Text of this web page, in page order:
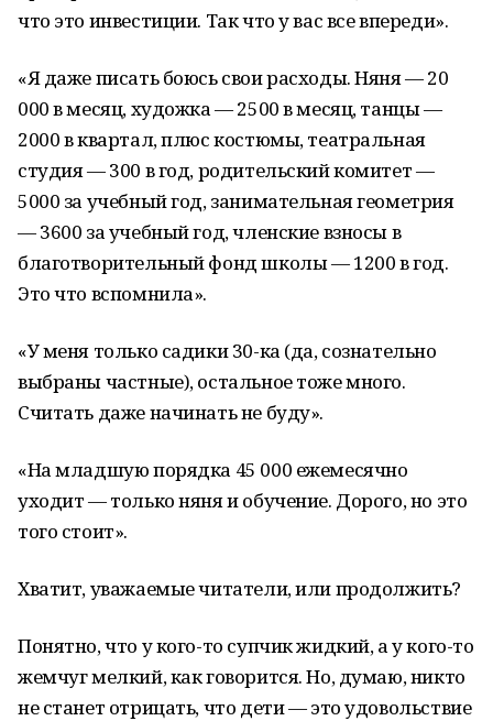
что это инвестиции. Так что у вас все впереди».
«Я даже писать боюсь свои расходы. Няня — 20
000 в месяц, художка — 2500 в месяц, танцы —
2000 в квартал, плюс костюмы, театральная
студия — 300 в год, родительский комитет —
5000 за учебный год, занимательная геометрия
— 3600 за учебный год, членские взносы в
благотворительный фонд школы — 1200 в год.
Это что вспомнила».
«У меня только садики 30-ка (да, сознательно
выбраны частные), остальное тоже много.
Считать даже начинать не буду».
«На младшую порядка 45 000 ежемесячно
уходит — только няня и обучение. Дорого, но это
того стоит».
Хватит, уважаемые читатели, или продолжить?
Понятно, что у кого-то супчик жидкий, а у кого-то
жемчуг мелкий, как говорится. Но, думаю, никто
не станет отрицать, что дети — это удовольствие